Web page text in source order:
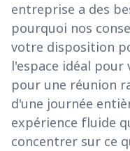
entreprise a des
pourquoi nos
votre disposition
l'espace idéal pour
pour une réunion
d'une journée
expérience fluide
concentrer sur ce